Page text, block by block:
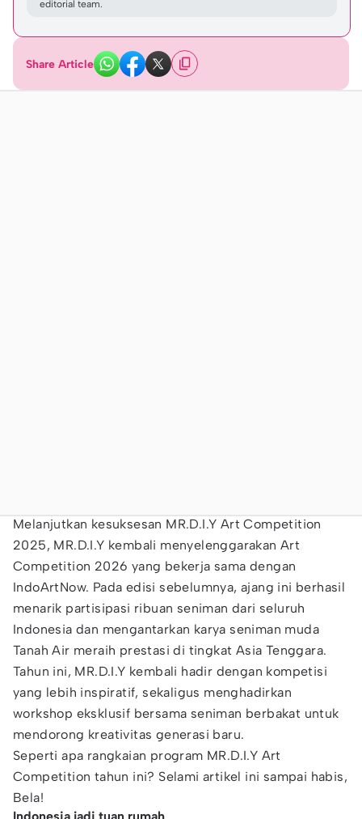
editorial team.
Share Article
Melanjutkan kesuksesan MR.D.I.Y Art Competition
2025, MR.D.I.Y kembali menyelenggarakan Art
Competition 2026 yang bekerja sama dengan
IndoArtNow. Pada edisi sebelumnya, ajang ini berhasil
menarik partisipasi ribuan seniman dari seluruh
Indonesia dan mengantarkan karya seniman muda
Tanah Air meraih prestasi di tingkat Asia Tenggara.
Tahun ini, MR.D.I.Y kembali hadir dengan kompetisi
yang lebih inspiratif, sekaligus menghadirkan
workshop eksklusif bersama seniman berbakat untuk
mendorong kreativitas generasi baru.
Seperti apa rangkaian program MR.D.I.Y Art
Competition tahun ini? Selami artikel ini sampai habis,
Bela!